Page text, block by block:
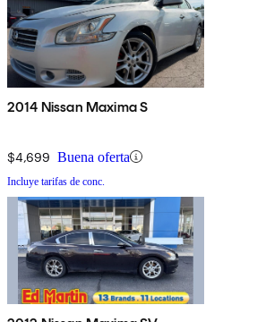
2014 Nissan Maxima S
$4,699 Buena oferta
Incluye tarifas de conc.